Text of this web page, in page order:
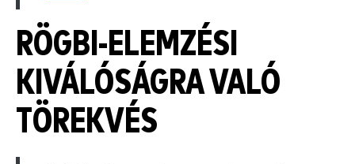
RÖGBI-ELEMZÉSI
KIVÁLÓSÁGRA VALÓ
TÖREKVÉS